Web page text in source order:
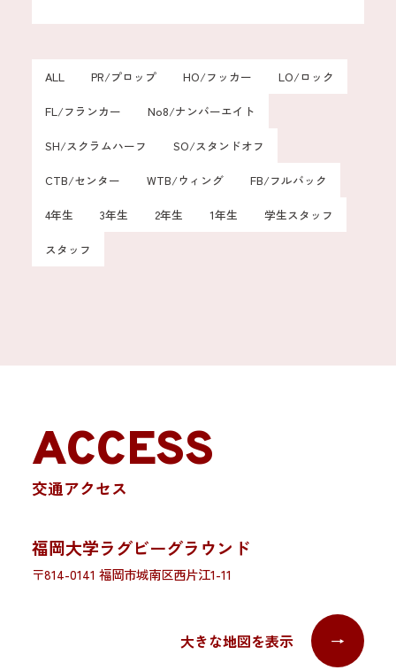
ALL PR/プロップ HO/フッカー LO/ロック
FL/フランカー No8/ナンバーエイト
SH/スクラムハーフ SO/スタンドオフ
CTB/センター WTB/ウィング FB/フルバック
4年生 3年生 2年生 1年生 学生スタッフ
スタッフ
ACCESS
交通アクセス
福岡大学ラグビーグラウンド
〒814-0141 福岡市城南区西片江1-11
大きな地図を表示 →